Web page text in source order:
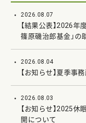
2026.08.07
【結果公表】2026年
篠原磯治郎基金」の
2026.08.04
【お知らせ】夏季事
2026.08.03
【お知らせ】2025休
開について